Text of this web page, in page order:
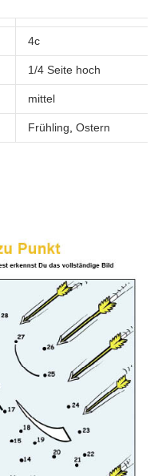
4c
1/4 Seite hoch
mittel
Frühling,Ostern